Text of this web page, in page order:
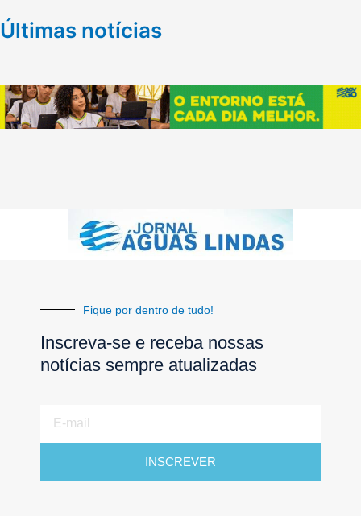
Últimas notícias
Fique por dentro de tudo!
Inscreva-se e receba nossas
notícias sempre atualizadas
mail
INSCREVER